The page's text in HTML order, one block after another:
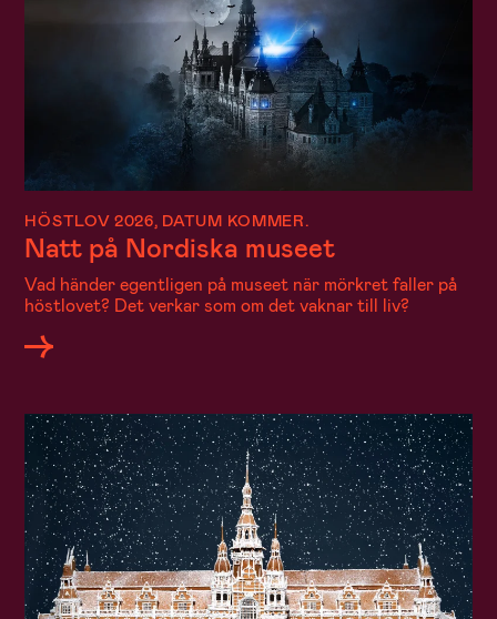
HÖSTLOV 2026, DATUM KOMMER.
Natt på Nordiska museet
Vad händer egentligen på museet när mörkret faller på
höstlovet? Det verkar som om det vaknar till liv?